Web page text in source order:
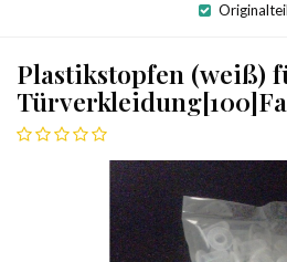
Plastikstopfen (weiß)